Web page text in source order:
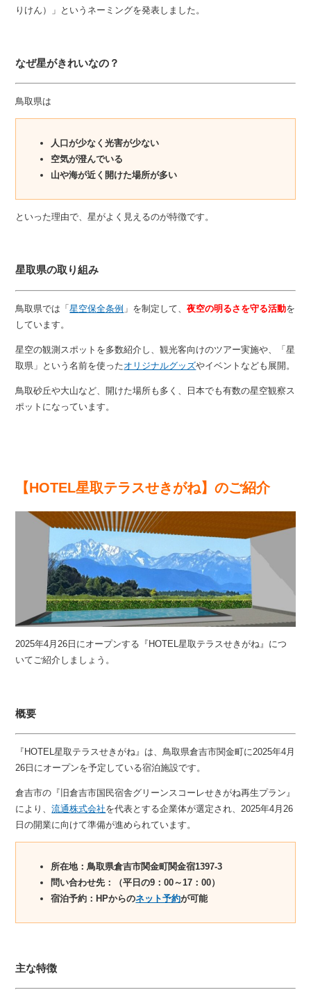
りけん）」というネーミングを発表しました。
なぜ星がきれいなの？
鳥取県は
人口が少なく光害が少ない
空気が澄んでいる
山や海が近く開けた場所が多い
といった理由で、星がよく見えるのが特徴です。
星取県の取り組み
鳥取県では「星空保全条例 」を制定して、夜空の明るさを守る活動を
しています。
星空の観測スポットを多数紹介し、観光客向けのツアー実施や、「星
取県」という名前を使ったオリジナルグッズやイベントなども展開。
鳥取砂丘や大山など、開けた場所も多く、日本でも有数の星空観察ス
ポットになっています。
【HOTEL星取テラスせきがね】のご紹介
2025年4月26日にオープンする『HOTEL星取テラスせきがね』につ
いてご紹介しましょう。
概要
『HOTEL星取テラスせきがね』は、鳥取県倉吉市関金町に2025年4月
26日にオープンを予定している宿泊施設です。
倉吉市の『旧倉吉市国⺠宿舎グリーンスコーレせきがね再⽣プラン』
により、流通株式会社を代表とする企業体が選定され、2025年4月26
日の開業に向けて準備が進められています。
所在地：鳥取県倉吉市関金町関金宿1397-3
問い合わせ先：（平日の9：00～17：00）
宿泊予約：HPからのネット予約が可能
主な特徴